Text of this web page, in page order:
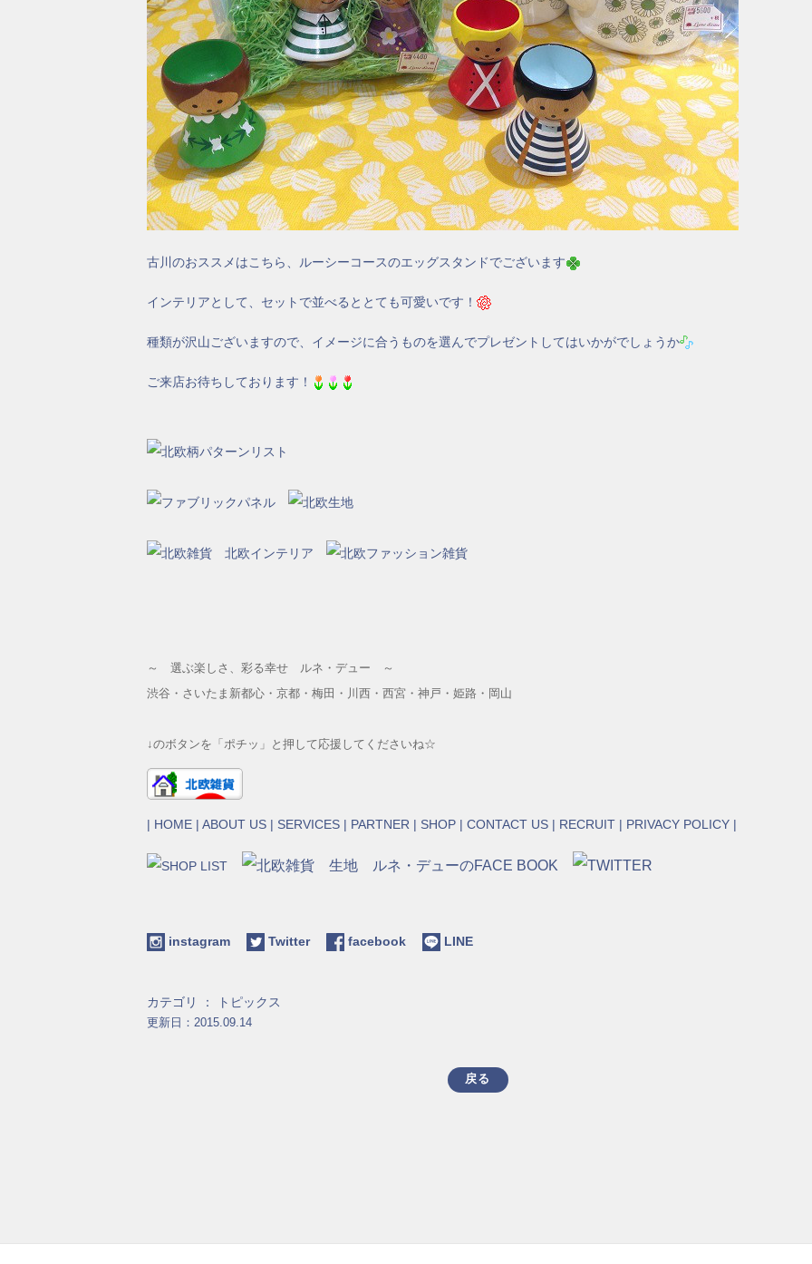
古川のおススメはこちら、ルーシーコースのエッグスタンドでございます
インテリアとして、セットで並べるととても可愛いです！
種類が沢山ございますので、イメージに合うものを選んでプレゼントしてはいかがでしょうか
ご来店お待ちしております！
～ 選ぶ楽しさ、彩る幸せ ルネ・デュー ～
渋谷・さいたま新都心・京都・梅田・川西・西宮・神戸・姫路・岡山
↓のボタンを「ポチッ」と押して応援してくださいね☆
| HOME | ABOUT US | SERVICES | PARTNER | SHOP | CONTACT US | RECRUIT | PRIVACY POLICY |
instagram Twitter facebook LINE
カテゴリ ： トピックス
更新日：2015.09.14
戻る